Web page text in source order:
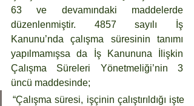
63 ve devamındaki maddelerde
düzenlenmiştir. 4857 sayılı İş
Kanunu’nda çalışma süresinin tanımı
yapılmamışsa da İş Kanununa İlişkin
Çalışma Süreleri Yönetmeliği’nin 3
üncü maddesinde;
“Çalışma süresi, işçinin çalıştırıldığı işte